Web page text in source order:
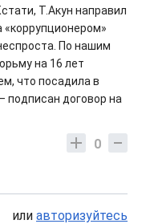
Т.Акун направил
По нашим
на 16 лет
что посадила в
подписан договор на
0
или авторизуйтесь